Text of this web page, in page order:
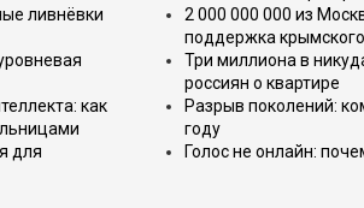
ливнёвки
как
для
2 000 000 000 из
поддержка
Три миллиона в
россиян о квартире
Разрыв поколений:
году
Голос не онлайн: